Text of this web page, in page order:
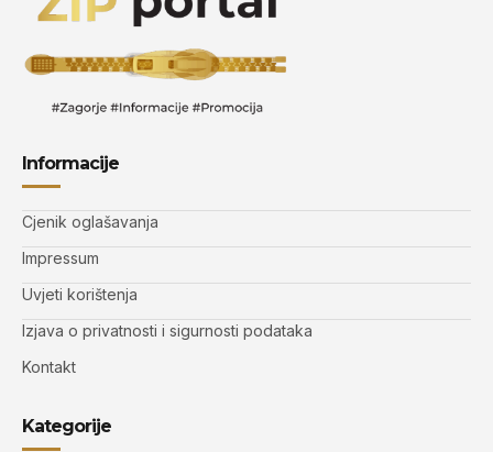
Informacije
Cjenik oglašavanja
Impressum
Uvjeti korištenja
Izjava o privatnosti i sigurnosti podataka
Kontakt
Kategorije